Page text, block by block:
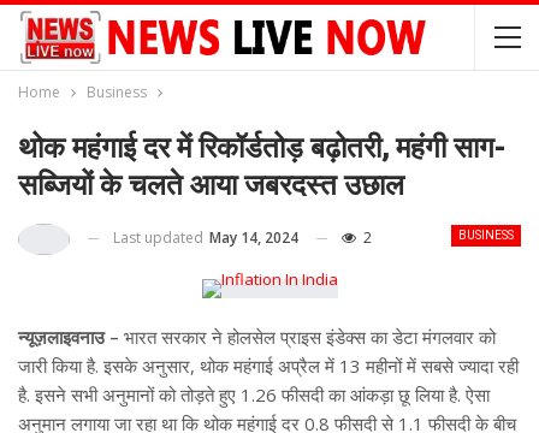
Home Business
थोक महंगाई दर में रिकॉर्डतोड़ बढ़ोतरी, महंगी साग-
सब्जियों के चलते आया जबरदस्त उछाल
BUSINESS
Last updated May 14, 2024 2
न्यूज़लाइवनाउ – भारत सरकार ने होलसेल प्राइस इंडेक्स का डेटा मंगलवार को
जारी किया है. इसके अनुसार, थोक महंगाई अप्रैल में 13 महीनों में सबसे ज्यादा रही
है. इसने सभी अनुमानों को तोड़ते हुए 1.26 फीसदी का आंकड़ा छू लिया है. ऐसा
अनुमान लगाया जा रहा था कि थोक महंगाई दर 0.8 फीसदी से 1.1 फीसदी के बीच